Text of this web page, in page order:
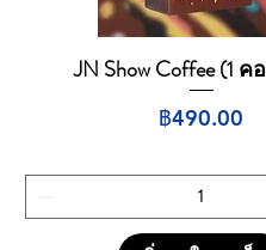
ดูข้อมูลด่วน
JN Show Coffee (1
ราคา
฿490.00